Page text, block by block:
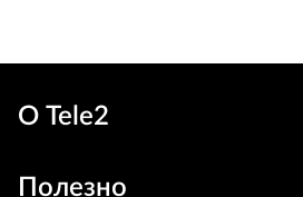
О Tele2
Полезно